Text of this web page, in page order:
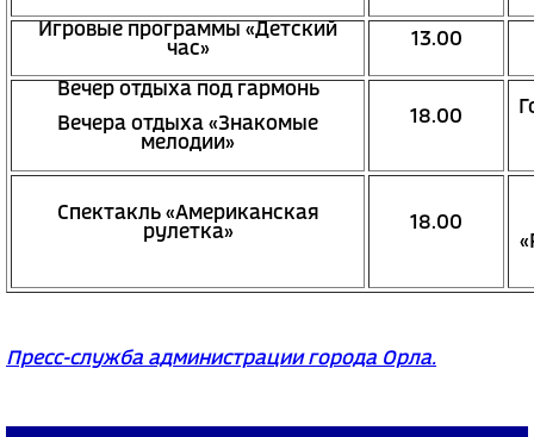
Игровые программы «Детский
час»
13.00
Вечер отдыха под гармонь
Вечера отдыха «Знакомые
мелодии»
18.00
Спектакль «Американская
рулетка»
18.00
Пресс-служба администрации города Орла.